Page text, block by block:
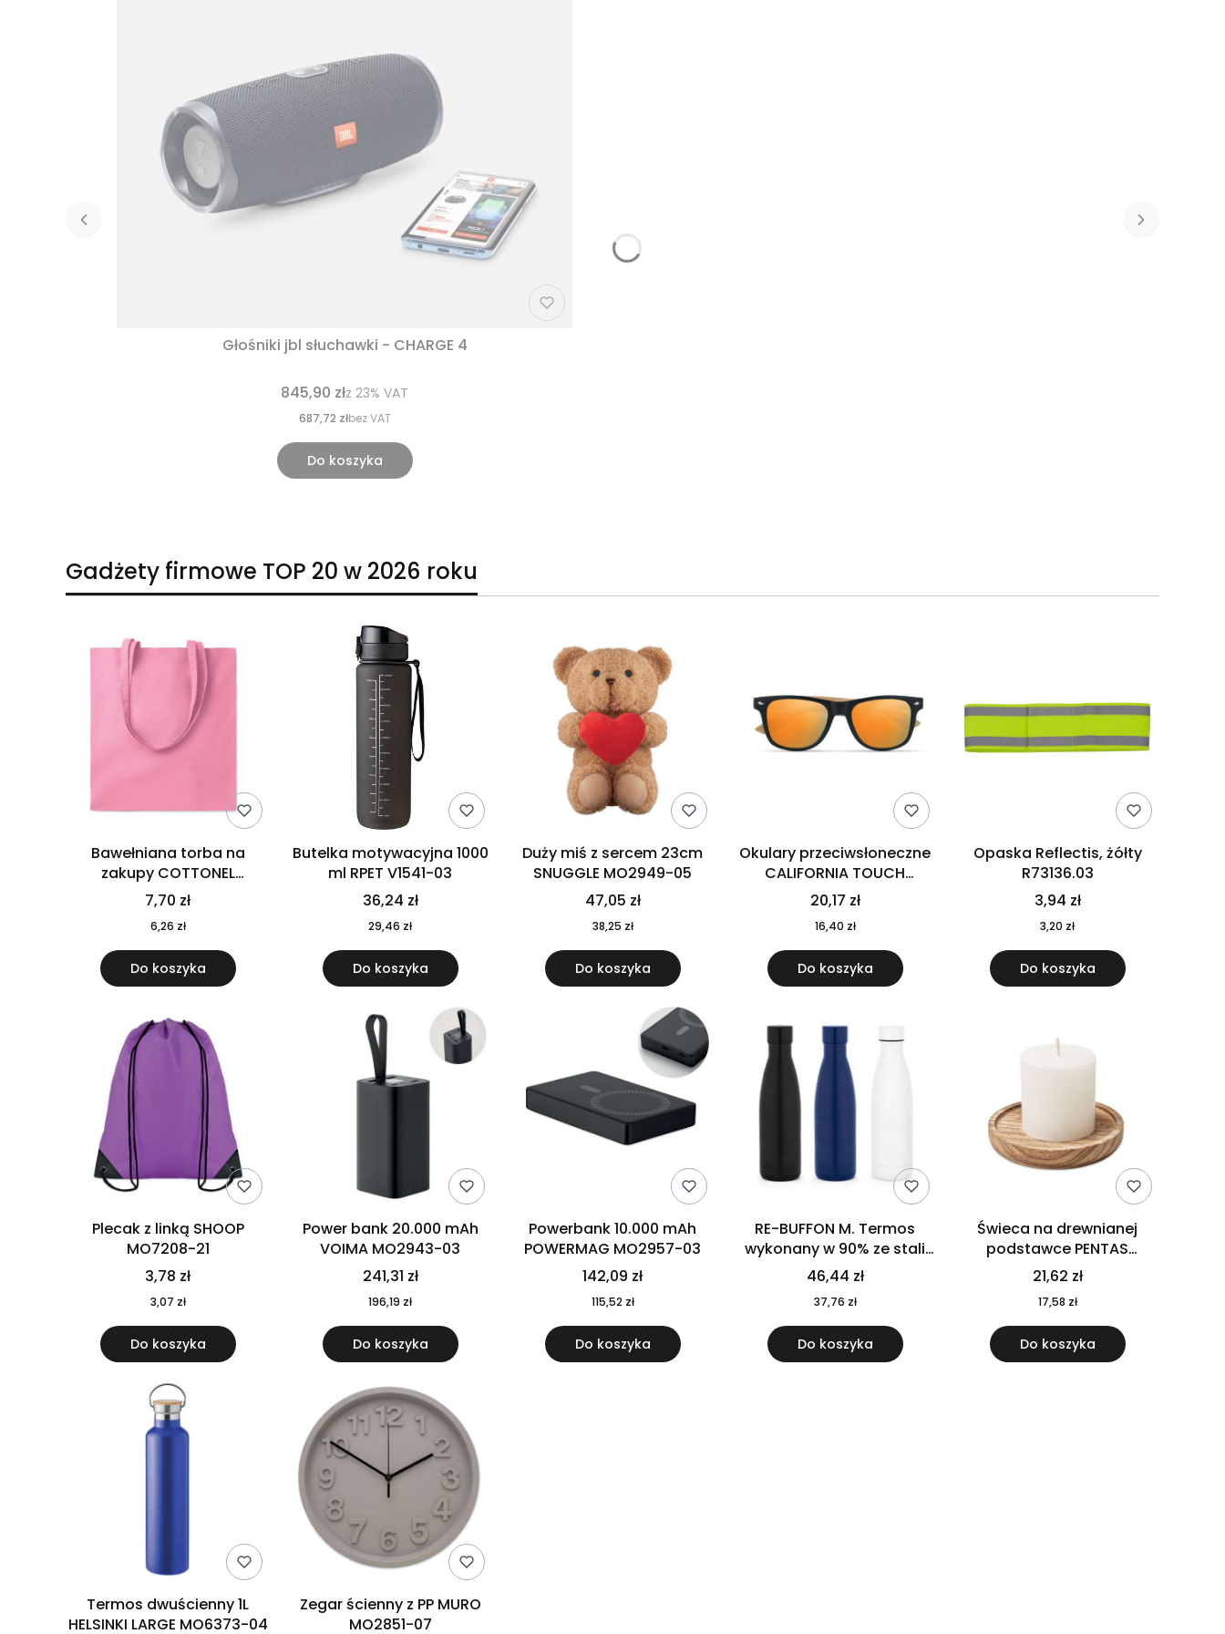
Głośniki jbl słuchawki - CHARGE 4
845,90 złz 23% VAT
687,72 złbez VAT
Do koszyka
Gadżety firmowe TOP 20 w 2026 roku
Bawełniana torba na
zakupy COTTONEL
COLOUR++ MO9846-11
7,70 zł
6,26 zł
Do koszyka
Butelka motywacyjna 1000
ml RPET V1541-03
36,24 zł
29,46 zł
Do koszyka
Duży miś z sercem 23cm
SNUGGLE MO2949-05
47,05 zł
38,25 zł
Do koszyka
Okulary przeciwsłoneczne
CALIFORNIA TOUCH
MO9617-10
20,17 zł
16,40 zł
Do koszyka
Opaska Reflectis, żółty
R73136.03
3,94 zł
3,20 zł
Do koszyka
Plecak z linką SHOOP
MO7208-21
3,78 zł
3,07 zł
Do koszyka
Power bank 20.000 mAh
VOIMA MO2943-03
241,31 zł
196,19 zł
Do koszyka
Powerbank 10.000 mAh
POWERMAG MO2957-03
142,09 zł
115,52 zł
Do koszyka
RE-BUFFON M. Termos
wykonany w 90% ze stali
nierdzewnej pochodzącej z
recyklingu 520 ml 94294
46,44 zł
37,76 zł
Do koszyka
Świeca na drewnianej
podstawce PENTAS
MO6282-40
21,62 zł
17,58 zł
Do koszyka
Termos dwuścienny 1L
HELSINKI LARGE MO6373-04
Zegar ścienny z PP MURO
MO2851-07